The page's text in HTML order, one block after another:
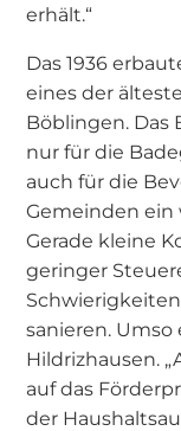
erhält.“
Das 1936
eines der
Böblingen. Das
nur für die
auch für die
Gemeinden ein
Gerade kleine
geringer
sanieren.
Hildrizhausen.
auf das
der